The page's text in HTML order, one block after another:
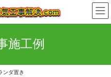
施工例
ンダ置き